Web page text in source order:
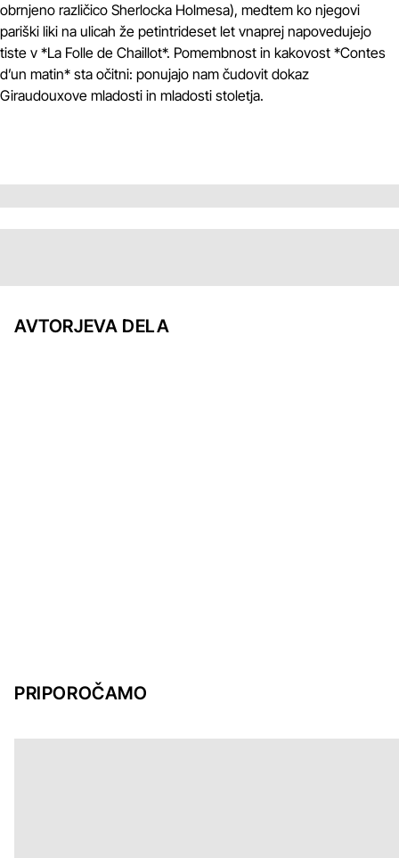
obrnjeno različico Sherlocka Holmesa), medtem ko njegovi
pariški liki na ulicah že petintrideset let vnaprej napovedujejo
tiste v *La Folle de Chaillot*. Pomembnost in kakovost *Contes
d’un matin* sta očitni: ponujajo nam čudovit dokaz
Giraudouxove mladosti in mladosti stoletja.
AVTORJEVA DELA
PRIPOROČAMO